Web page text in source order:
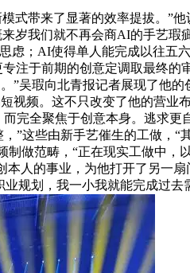
式带来了显著的效率提拔。”
岁我们就不再会商AI的手艺瑕
虑；AI使得单人能完成以往五
注于前期的创意定调取最终的
”吴瑕向北青报记者展现了他
视频。这不只改变了他的营
完全聚焦于创意本身。逃求更
”这些由新手艺催生的工做，“
做范畴，“正在现实工做中，
人的事业，为他打开了另一
规划，我一小我就能完成过去